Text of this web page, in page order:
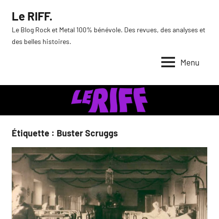
contenu
Le RIFF.
Le Blog Rock et Metal 100% bénévole. Des revues, des analyses et
des belles histoires.
Menu
Étiquette : Buster Scruggs